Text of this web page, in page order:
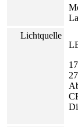
Lichtquelle